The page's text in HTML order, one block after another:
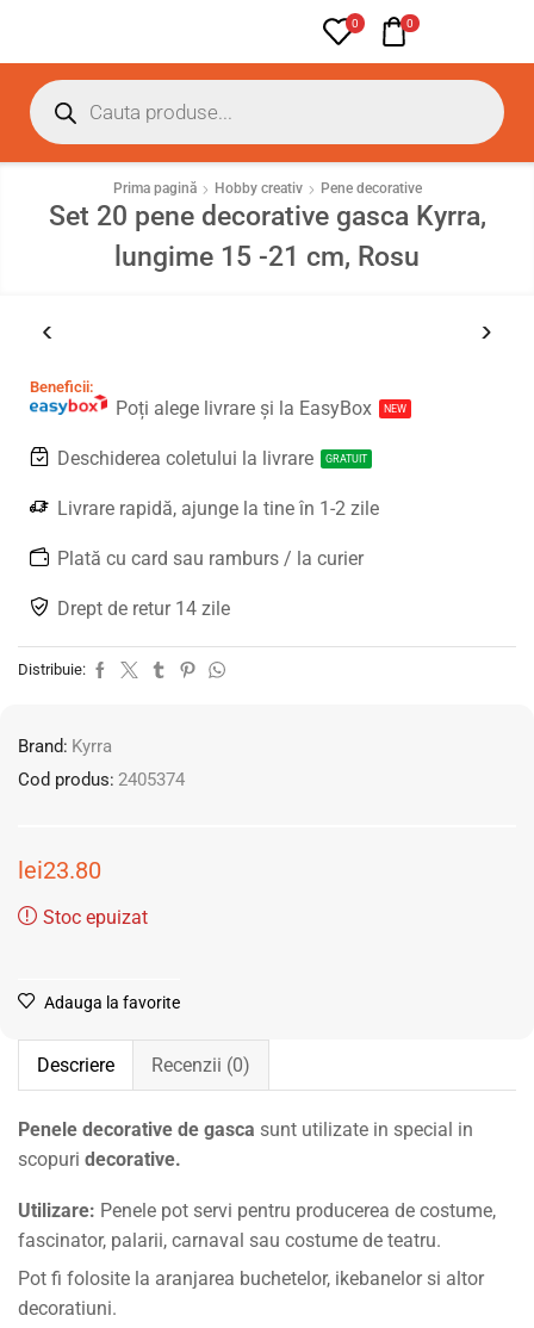
0 0
Prima pagină Hobby creativ Pene decorative
Set 20 pene decorative gasca Kyrra,
lungime 15 -21 cm, Rosu
Beneficii:
Poți alege livrare și la EasyBox NEW
Deschiderea coletului la livrare GRATUIT
Livrare rapidă, ajunge la tine în 1-2 zile
Plată cu card sau ramburs / la curier
Drept de retur 14 zile
Distribuie:
Brand: Kyrra
Cod produs: 2405374
lei23.80
Stoc epuizat
Adauga la favorite
Descriere Recenzii (0)
Penele decorative de gasca sunt utilizate in special in
scopuri decorative.
Utilizare: Penele pot servi pentru producerea de costume,
fascinator, palarii, carnaval sau costume de teatru.
Pot fi folosite la aranjarea buchetelor, ikebanelor si altor
decoratiuni.